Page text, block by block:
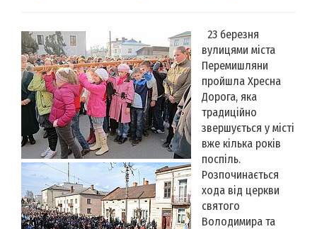
23 березня
вулицями міста
Перемишляни
пройшла Хресна
Дорога, яка
традиційно
звершується у місті
вже кілька років
поспіль.
Розпочинається
хода від церкви
святого
Володимира та